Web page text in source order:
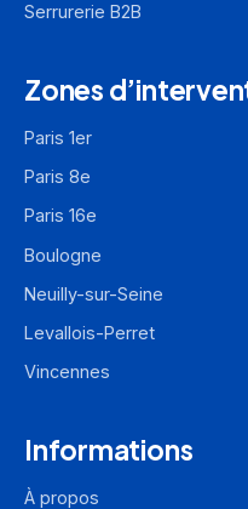
Serrurerie B2B
Zones
Paris 1er
Paris 8e
Paris 16e
Boulogne
Neuilly-sur-Seine
Levallois-Perret
Vincennes
Informations
À propos